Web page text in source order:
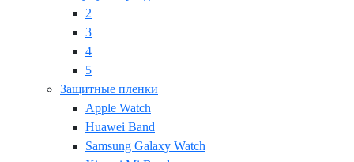
2
3
4
5
Защитные пленки
Apple Watch
Huawei Band
Samsung Galaxy Watch